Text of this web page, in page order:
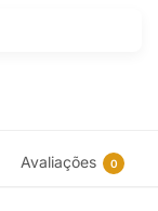
Avaliações 0